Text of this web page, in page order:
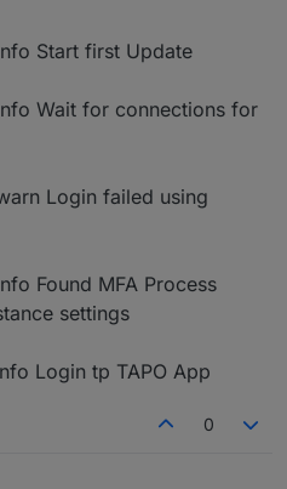
Start first Update
Wait for connections for
Login failed using
Found MFA Process
settings
Login tp TAPO App
0